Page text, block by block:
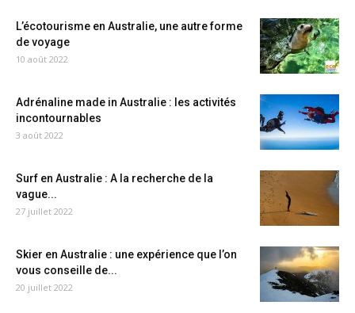
L’écotourisme en Australie, une autre forme
de voyage
10 août 2022
Adrénaline made in Australie : les activités
incontournables
3 août 2022
Surf en Australie : A la recherche de la
vague...
27 juillet 2022
Skier en Australie : une expérience que l’on
vous conseille de...
20 juillet 2022